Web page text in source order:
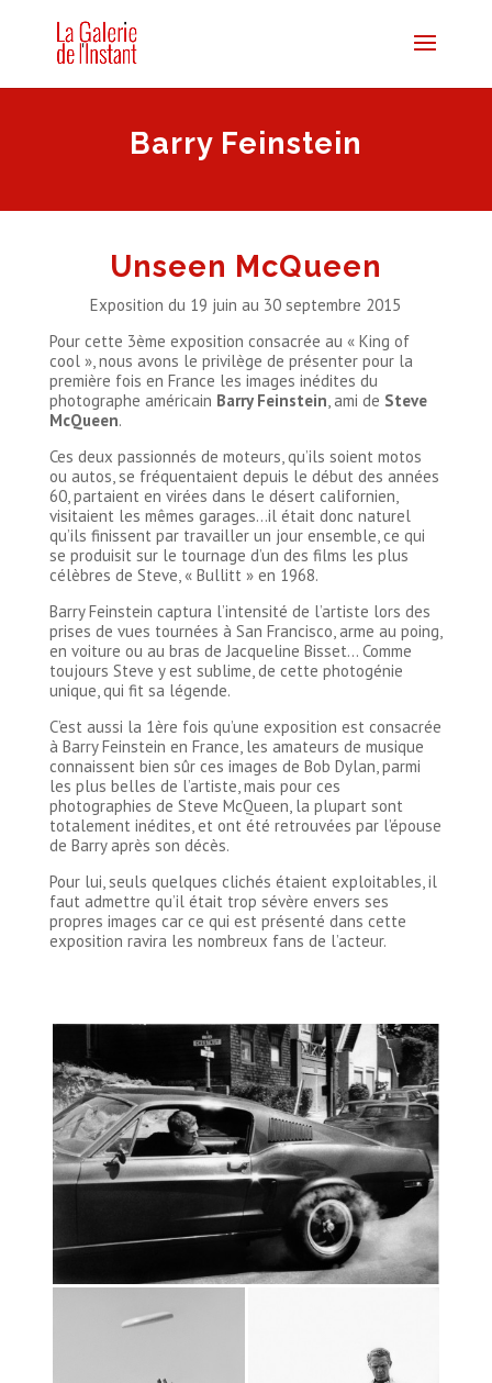
Barry Feinstein
Unseen McQueen
Exposition du 19 juin au 30 septembre 2015
Pour cette 3ème exposition consacrée au « King of
cool », nous avons le privilège de présenter pour la
première fois en France les images inédites du
photographe américain Barry Feinstein, ami de Steve
McQueen.
Ces deux passionnés de moteurs, qu’ils soient motos
ou autos, se fréquentaient depuis le début des années
60, partaient en virées dans le désert californien,
visitaient les mêmes garages…il était donc naturel
qu’ils finissent par travailler un jour ensemble, ce qui
se produisit sur le tournage d’un des films les plus
célèbres de Steve, « Bullitt » en 1968.
Barry Feinstein captura l’intensité de l’artiste lors des
prises de vues tournées à San Francisco, arme au poing,
en voiture ou au bras de Jacqueline Bisset… Comme
toujours Steve y est sublime, de cette photogénie
unique, qui fit sa légende.
C’est aussi la 1ère fois qu’une exposition est consacrée
à Barry Feinstein en France, les amateurs de musique
connaissent bien sûr ces images de Bob Dylan, parmi
les plus belles de l’artiste, mais pour ces
photographies de Steve McQueen, la plupart sont
totalement inédites, et ont été retrouvées par l’épouse
de Barry après son décès.
Pour lui, seuls quelques clichés étaient exploitables, il
faut admettre qu’il était trop sévère envers ses
propres images car ce qui est présenté dans cette
exposition ravira les nombreux fans de l’acteur.